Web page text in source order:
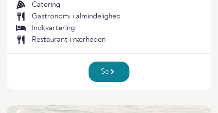
Catering
Gastronomi i almindelighed
Indkvartering
Restaurant i nærheden
Se